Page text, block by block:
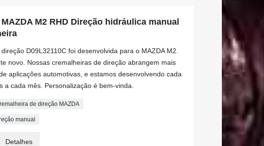
MAZDA M2 RHD Direção hidráulica manual
D09L32110C foi desenvolvida para o MAZDA M2.
novo. Nossas cremalheiras de direção abrangem mais
aplicações automotivas, e estamos desenvolvendo cada
a cada mês. Personalização é bem-vinda.
de direção MAZDA
manual
Detalhes